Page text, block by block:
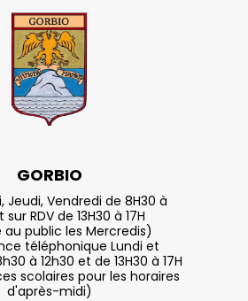
GORBIO
Jeudi, Vendredi de 8H30 à
sur RDV de 13H30 à 17H
au public les Mercredis)
téléphonique Lundi et
à 12h30 et de 13H30 à 17H
scolaires pour les horaires
d'après-midi)